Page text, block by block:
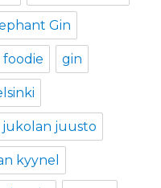
Gin
foodie gin
jukolan juusto
kyynel